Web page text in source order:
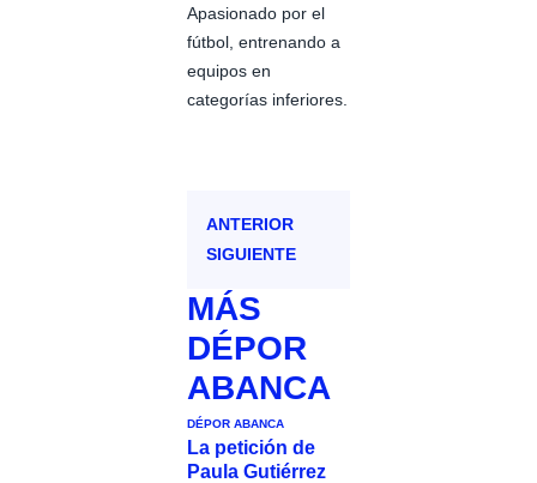
Apasionado por el
fútbol, entrenando a
equipos en
categorías inferiores.
ANTERIOR
SIGUIENTE
MÁS
DÉPOR
ABANCA
DÉPOR ABANCA
La petición de
Paula Gutiérrez